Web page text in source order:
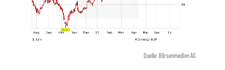
Quelle: Börsenmedien AG